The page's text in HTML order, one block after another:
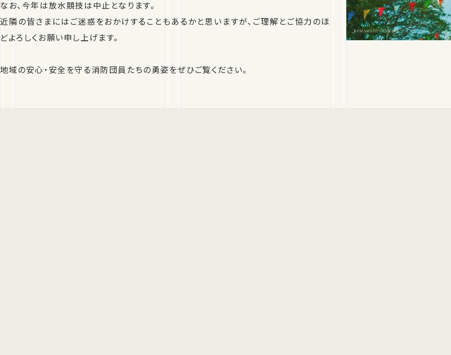
なお、今年は放水競技は中止となります。
近隣の皆さまにはご迷惑をおかけすることもあるかと思いますが、ご理解とご協力のほ
どよろしくお願い申し上げます。
地域の安心・安全を守る消防団員たちの勇姿をぜひご覧ください。